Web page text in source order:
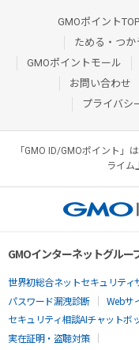
GMOポイントTOP
ためる・つか
GMOポイントモール
お問い合わせ
プライバシ
「GMO ID/GMOポイント」
ライム
GMOインターネットグル
世界初総合ネットセキュリティ
パスワード漏洩診断
Webサ
セキュリティ相談AIチャットボ
実在証明・盗聴対策